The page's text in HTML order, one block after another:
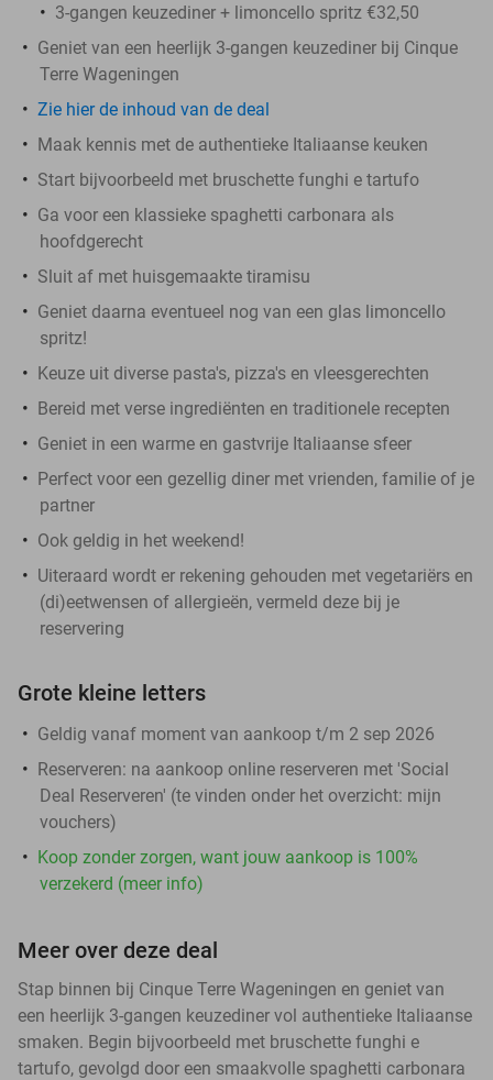
3-gangen keuzediner + limoncello spritz €32,50
Geniet van een heerlijk 3-gangen keuzediner bij Cinque
Terre Wageningen
Zie hierde inhoud van de deal
Maak kennis met de authentieke Italiaanse keuken
Start bijvoorbeeld met bruschette funghi e tartufo
Ga voor een klassieke spaghetti carbonara als
hoofdgerecht
Sluit af met huisgemaakte tiramisu
Geniet daarna eventueel nog van een glas limoncello
spritz!
Keuze uit diverse pasta's, pizza's en vleesgerechten
Bereid met verse ingrediënten en traditionele recepten
Geniet in een warme en gastvrije Italiaanse sfeer
Perfect voor een gezellig diner met vrienden, familie of je
partner
Ook geldig in het weekend!
Uiteraard wordt er rekening gehouden met vegetariërs en
(di)eetwensen of allergieën, vermeld deze bij je
reservering
Grote kleine letters
Geldig vanaf moment van aankoop t/m 2 sep 2026
Reserveren: na aankoop online reserveren met 'Social
Deal Reserveren' (te vinden onder het overzicht: mijn
vouchers)
Koop zonder zorgen, want jouw aankoop is 100%
verzekerd (meer info)
Meer over deze deal
Stap binnen bij Cinque Terre Wageningen en geniet van
een heerlijk 3-gangen keuzediner vol authentieke Italiaanse
smaken. Begin bijvoorbeeld met bruschette funghi e
tartufo, gevolgd door een smaakvolle spaghetti carbonara